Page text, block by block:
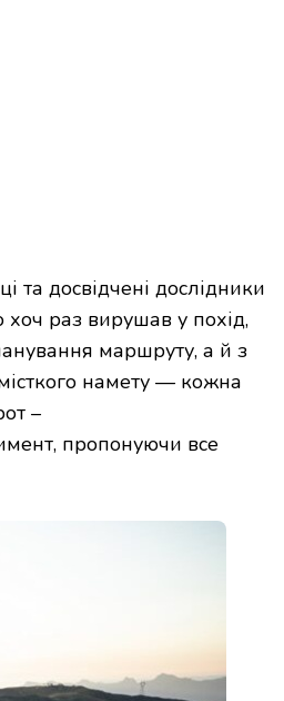
та досвідчені дослідники
раз вирушав у похід,
маршруту, а й з
намету — кожна
–
пропонуючи все